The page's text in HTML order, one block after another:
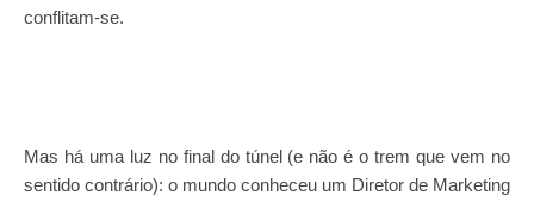
conflitam-se.
Mas há uma luz no final do túnel (e não é o trem que vem no
sentido contrário): o mundo conheceu um Diretor de Marketing